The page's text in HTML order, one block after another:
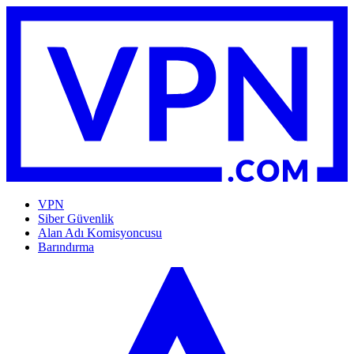
VPN
Siber Güvenlik
Alan Adı Komisyoncusu
Barındırma